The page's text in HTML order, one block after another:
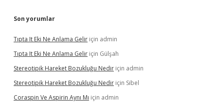
Son yorumlar
Tıpta It Eki Ne Anlama Gelir için admin
Tıpta It Eki Ne Anlama Gelir için Gülşah
Stereotipik Hareket Bozukluğu Nedir için admin
Stereotipik Hareket Bozukluğu Nedir için Sibel
Coraspin Ve Aspirin Aynı Mı için admin